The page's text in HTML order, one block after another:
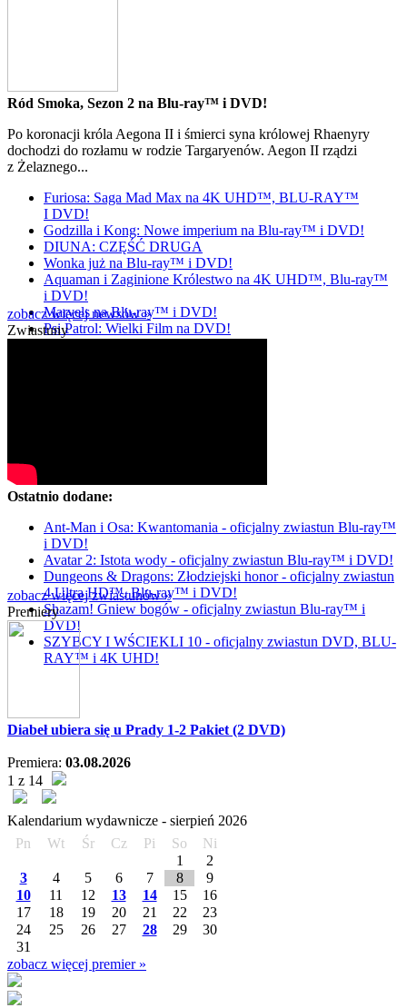
Ród Smoka, Sezon 2 na Blu-ray™ i DVD!
Po koronacji króla Aegona II i śmierci syna królowej Rhaenyry
dochodzi do rozłamu w rodzie Targaryenów. Aegon II rządzi
z Żelaznego...
Furiosa: Saga Mad Max na 4K UHD™, BLU-RAY™
I DVD!
Godzilla i Kong: Nowe imperium na Blu-ray™ i DVD!
DIUNA: CZĘŚĆ DRUGA
Wonka już na Blu-ray™ i DVD!
Aquaman i Zaginione Królestwo na 4K UHD™, Blu-ray™
i DVD!
Marvels na Blu-ray™ i DVD!
Psi Patrol: Wielki Film na DVD!
zobacz więcej newsów »
Zwiastuny
Ostatnio dodane:
Ant-Man i Osa: Kwantomania - oficjalny zwiastun Blu-ray™
i DVD!
Avatar 2: Istota wody - oficjalny zwiastun Blu-ray™ i DVD!
Dungeons & Dragons: Złodziejski honor - oficjalny zwiastun
4 Ultra HD™, Blu-ray™ i DVD!
Shazam! Gniew bogów - oficjalny zwiastun Blu-ray™ i
DVD!
SZYBCY I WŚCIEKLI 10 - oficjalny zwiastun DVD, BLU-
RAY™ i 4K UHD!
zobacz więcej zwiastunów »
Premiery
Diabeł ubiera się u Prady 1-2 Pakiet (2 DVD)
Premiera: 03.08.2026
1 z 14
Kalendarium wydawnicze - sierpień 2026
Pn
Wt Śr Cz Pi So
Ni
1
2
3
4 5 6 7 8
9
10
11 12 13 14 15
16
17
18 19 20 21 22
23
24
25 26 27 28 29
30
31
zobacz więcej premier »